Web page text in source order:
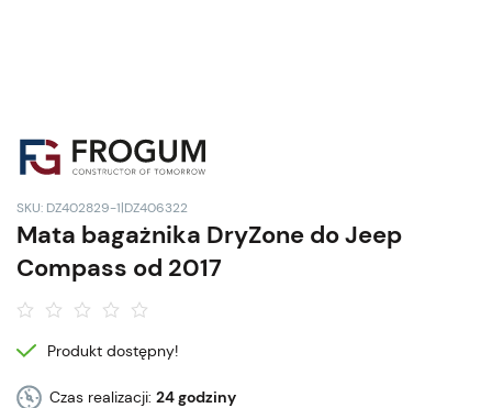
SKU: DZ402829-1|DZ406322
Mata bagażnika DryZone do Jeep
Compass od 2017
Produkt dostępny!
Czas realizacji: 24 godziny